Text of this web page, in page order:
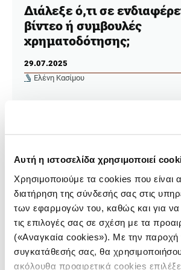
Αυτή η ιστοσελίδα χρησιμοποιεί
Χρησιμοποιούμε τα cookies που είναι
διατήρηση της σύνδεσής σας στις
των εφαρμογών του, καθώς και για
τις επιλογές σας σε σχέση με τα
(«Αναγκαία cookies»). Με την παροχή
συγκατάθεσής σας, θα
ακόλουθα προαιρετικά cookies
Διάλεξε ό,τι σε
βίντεο ή συμβουλές
χρηματοδότησης;
29.07.2025
Ελένη Κασίμου
Η μηνιαία στήλη του iMEdD με
ιδέες που ανταποκρίνονται στις
δημοσιογράφων.